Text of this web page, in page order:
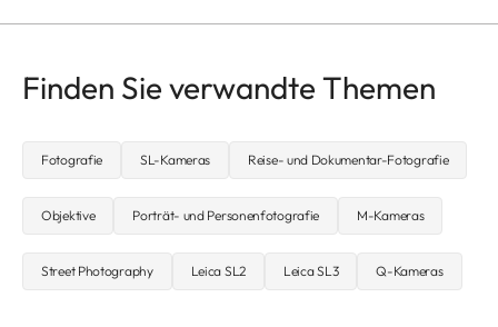
Finden Sie verwandte Themen
Fotografie SL-Kameras Reise- und Dokumentar-Fotografie
Objektive Porträt- und Personenfotografie M-Kameras
Street Photography Leica SL2 Leica SL3 Q-Kameras